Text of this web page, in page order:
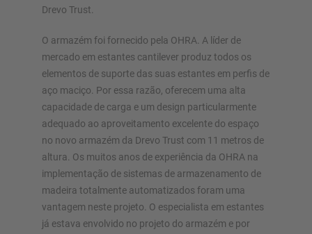
Drevo Trust.
O armazém foi fornecido pela OHRA. A líder de
mercado em estantes cantilever produz todos os
elementos de suporte das suas estantes em perfis de
aço maciço. Por essa razão, oferecem uma alta
capacidade de carga e um design particularmente
adequado ao aproveitamento excelente do espaço
no novo armazém da Drevo Trust com 11 metros de
altura. Os muitos anos de experiência da OHRA na
implementação de sistemas de armazenamento de
madeira totalmente automatizados foram uma
vantagem neste projeto. O especialista em estantes
já estava envolvido no projeto do armazém e por